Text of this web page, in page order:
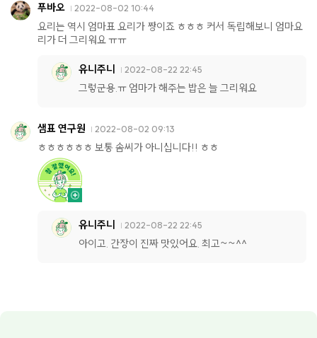
푸바오 2022-08-02 10:44
요리는 역시 엄마표 요리가 짱이죠 ㅎㅎㅎ 커서 독립해보니 엄마요
리가 더 그리워요 ㅠㅠ
유니주니 2022-08-22 22:45
그렇군용.ㅠ 엄마가 해주는 밥은 늘 그리워요
샘표 연구원 2022-08-02 09:13
ㅎㅎㅎㅎㅎㅎ 보통 솜씨가 아니십니다!! ㅎㅎ
유니주니 2022-08-22 22:45
아이고. 간장이 진짜 맛있어요. 최고~~^^